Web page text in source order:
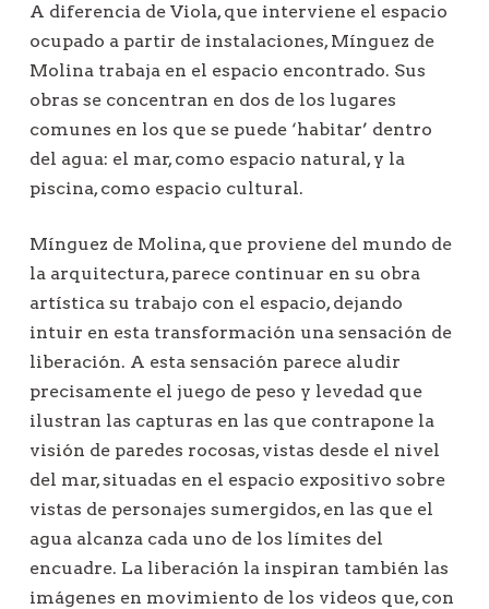
A diferencia de Viola, que interviene el espacio
ocupado a partir de instalaciones, Mínguez de
Molina trabaja en el espacio encontrado. Sus
obras se concentran en dos de los lugares
comunes en los que se puede ‘habitar’ dentro
del agua: el mar, como espacio natural, y la
piscina, como espacio cultural.
Mínguez de Molina, que proviene del mundo de
la arquitectura, parece continuar en su obra
artística su trabajo con el espacio, dejando
intuir en esta transformación una sensación de
liberación. A esta sensación parece aludir
precisamente el juego de peso y levedad que
ilustran las capturas en las que contrapone la
visión de paredes rocosas, vistas desde el nivel
del mar, situadas en el espacio expositivo sobre
vistas de personajes sumergidos, en las que el
agua alcanza cada uno de los límites del
encuadre. La liberación la inspiran también las
imágenes en movimiento de los videos que, con